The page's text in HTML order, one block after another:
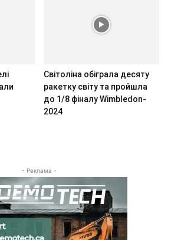
Світоліна обіграла десяту
ракетку світу та пройшла
до 1/8 фіналу Wimbledon-
2024
- Реклама -